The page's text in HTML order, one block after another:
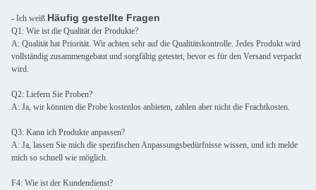
- Ich weiß.Häufig gestellte Fragen
Q1: Wie ist die Qualität der Produkte?
A: Qualität hat Priorität. Wir achten sehr auf die Qualitätskontrolle. Jedes Produkt wird
vollständig zusammengebaut und sorgfältig getestet, bevor es für den Versand verpackt
wird.
Q2: Liefern Sie Proben?
A: Ja, wir könnten die Probe kostenlos anbieten, zahlen aber nicht die Frachtkosten.
Q3: Kann ich Produkte anpassen?
A: Ja, lassen Sie mich die spezifischen Anpassungsbedürfnisse wissen, und ich melde
mich so schnell wie möglich.
F4: Wie ist der Kundendienst?